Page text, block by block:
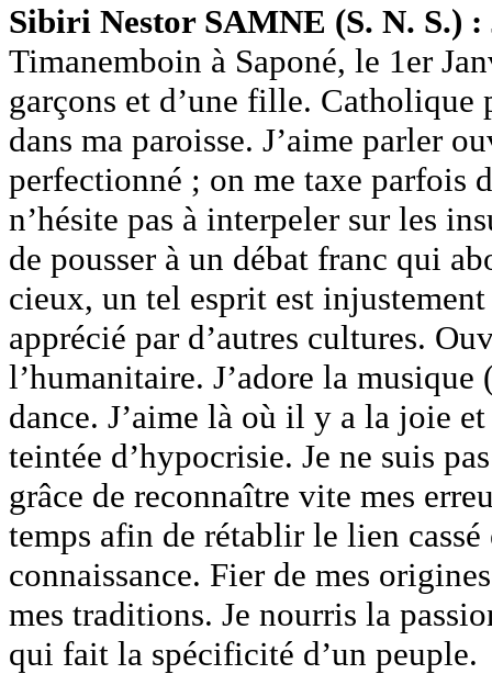
Sibiri Nestor SAMNE (S. N. S.) :
Timanemboin à Saponé, le 1er
garçons et d’une fille.
dans ma paroisse. J’aime parler
perfectionné ; on me taxe parfois
n’hésite pas à interpeler sur les
de pousser à un débat franc qui
cieux, un tel esprit est
apprécié par d’autres cultures.
l’humanitaire. J’adore la
dance. J’aime là où il y a la joie
teintée d’hypocrisie. Je ne suis
grâce de reconnaître vite mes
temps afin de rétablir le lien
connaissance. Fier de mes
mes traditions. Je nourris la
qui fait la spécificité d’un peuple.